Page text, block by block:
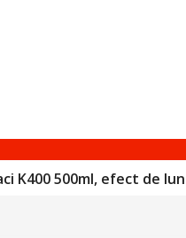
K400 500ml, efect de